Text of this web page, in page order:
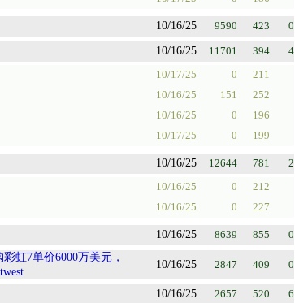
10/16/25 9590 423 0
10/16/25 11701 394
4
10/17/25 0
211
10/16/25 151
252
10/16/25 0
196
10/17/25 0 199
10/16/25 12644 781
2
10/16/25 0
212
10/16/25 0 227
10/16/25 8639 855
0
虹7单价6000万美元，
10/16/25 2847 409 0
10/16/25 2657 520
6